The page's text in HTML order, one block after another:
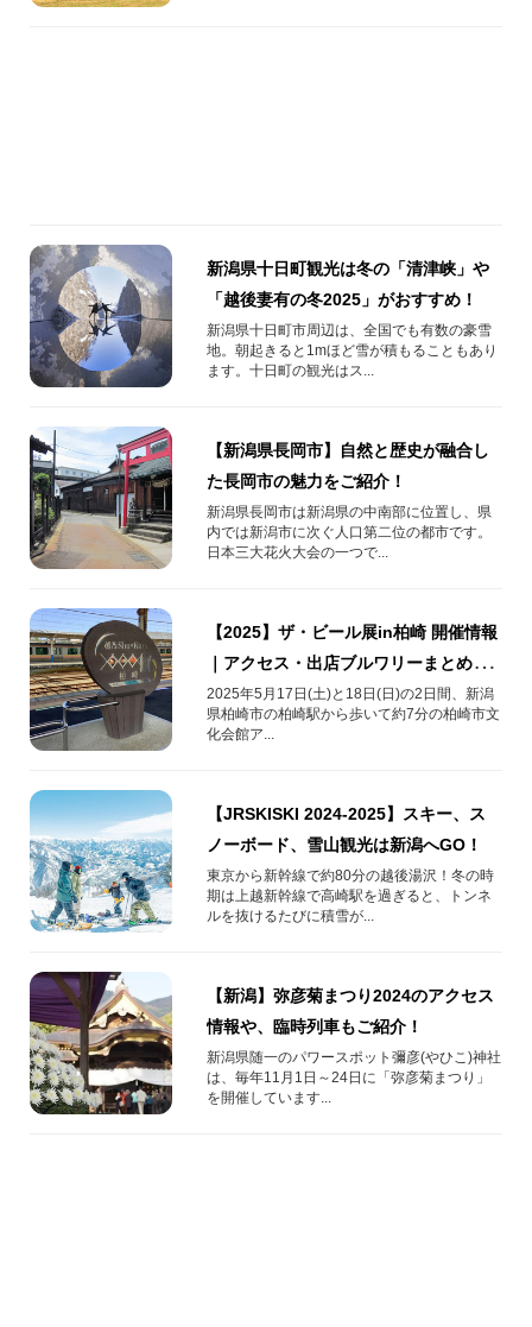
新潟県十日町観光は冬の「清津峡」や
「越後妻有の冬2025」がおすすめ！
新潟県十日町市周辺は、全国でも有数の豪雪
地。朝起きると1mほど雪が積もることもあり
ます。十日町の観光はス...
【新潟県長岡市】自然と歴史が融合し
た長岡市の魅力をご紹介！
新潟県長岡市は新潟県の中南部に位置し、県
内では新潟市に次ぐ人口第二位の都市です。
日本三大花火大会の一つで...
【2025】ザ・ビール展in柏崎 開催情報
｜アクセス・出店ブルワリーまとめ
【新潟・柏崎駅近】
2025年5月17日(土)と18日(日)の2日間、新潟
県柏崎市の柏崎駅から歩いて約7分の柏崎市文
化会館ア...
【JRSKISKI 2024-2025】スキー、ス
ノーボード、雪山観光は新潟へGO！
東京から新幹線で約80分の越後湯沢！冬の時
期は上越新幹線で高崎駅を過ぎると、トンネ
ルを抜けるたびに積雪が...
【新潟】弥彦菊まつり2024のアクセス
情報や、臨時列車もご紹介！​
新潟県随一のパワースポット彌彦(やひこ)神社
は、毎年11月1日～24日に「弥彦菊まつり」
を開催しています...